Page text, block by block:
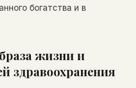
богатства и в
жизни и
здравоохранения